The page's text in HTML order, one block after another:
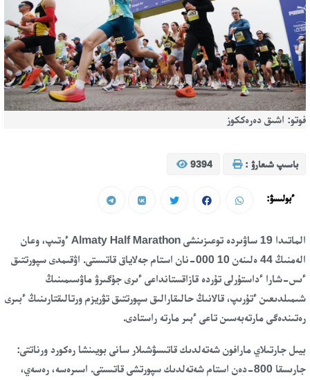
فوتو: اشىق دەرەككوز
باسىپ شىعارۋ : 9394
ءبولىسۋ:
الماتىدا 19 ساۋىردە توعىزىنشى Almaty Half Marathon ءوتىپ، وعان
الەمنىڭ 44 ەلىنەن 10 000-نان استام جەلاياق قاتىستى. اۋقىمدى سپورتتىق
ءىس-شارا ءداستۇرلى تۇردە قازاقستانداعى ءىرى جۇگىرۋ ماۋسىمىنىڭ
شىمىلدىعىن ءتۇرىپ، قالانىڭ حالىقارالىق سپورتتىق تۋريزم ورتالىقتارىنىڭ ءبىرى
رەتىندەگى مارتەبەسىن تاعى ءبىر مارتە راستادى.
بيىل جارتىلاي مارافون شەتەلدىك قاتىسۋشىلار سانى بويىنشا رەكورد ورناتتى:
جارىسقا 800-دەن استام شەتەلدىك سپورتشى قاتىستى. اسىرەسە، رەسەي،